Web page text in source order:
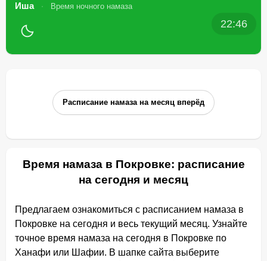
Иша Время ночного намаза
22:46
Расписание намаза на месяц вперёд
Время намаза в Покровке: расписание
на сегодня и месяц
Предлагаем ознакомиться с расписанием намаза в
Покровке на сегодня и весь текущий месяц. Узнайте
точное время намаза на сегодня в Покровке по
Ханафи или Шафии. В шапке сайта выберите